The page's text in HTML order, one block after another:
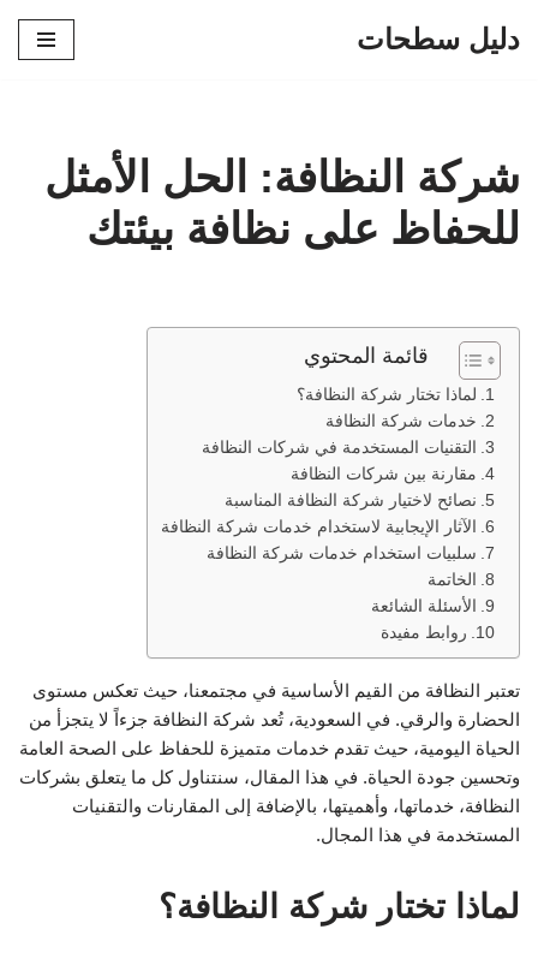
دليل سطحات
شركة النظافة: الحل الأمثل
للحفاظ على نظافة بيئتك
قائمة المحتوي
لماذا تختار شركة النظافة؟
خدمات شركة النظافة
التقنيات المستخدمة في شركات النظافة
مقارنة بين شركات النظافة
نصائح لاختيار شركة النظافة المناسبة
الآثار الإيجابية لاستخدام خدمات شركة النظافة
سلبيات استخدام خدمات شركة النظافة
الخاتمة
الأسئلة الشائعة
روابط مفيدة
تعتبر النظافة من القيم الأساسية في مجتمعنا، حيث تعكس مستوى
الحضارة والرقي. في السعودية، تُعد شركة النظافة جزءاً لا يتجزأ من
الحياة اليومية، حيث تقدم خدمات متميزة للحفاظ على الصحة العامة
وتحسين جودة الحياة. في هذا المقال، سنتناول كل ما يتعلق بشركات
النظافة، خدماتها، وأهميتها، بالإضافة إلى المقارنات والتقنيات
المستخدمة في هذا المجال.
لماذا تختار شركة النظافة؟